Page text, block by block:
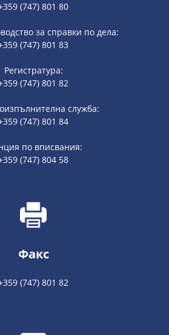
(747) 801 80
за справки по дела:
(747) 801 83
Регистратура:
(747) 801 82
служба:
(747) 801 84
по вписвания:
(747) 804 58
Факс
(747) 801 82